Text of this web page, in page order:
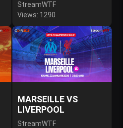
StreamWTF
Views: 1290
MARSEILLE VS
LIVERPOOL
StreamWTF